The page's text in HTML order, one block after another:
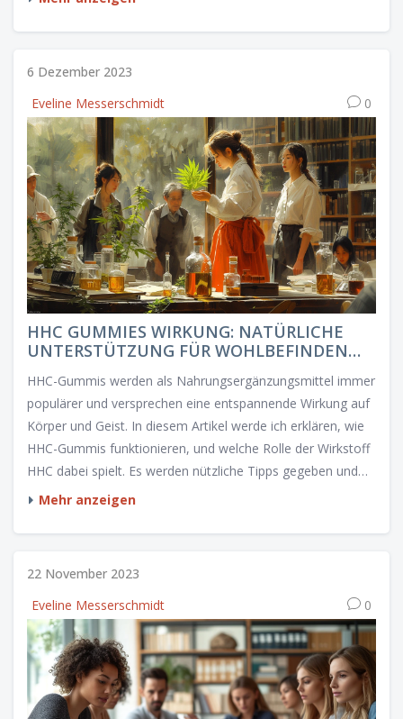
meinem Alltag mehr Gelassenheit verleiht.
6 Dezember 2023
Eveline Messerschmidt
0
HHC GUMMIES WIRKUNG: NATÜRLICHE
UNTERSTÜTZUNG FÜR WOHLBEFINDEN
HHC-Gummis werden als Nahrungsergänzungsmittel immer
populärer und versprechen eine entspannende Wirkung auf
Körper und Geist. In diesem Artikel werde ich erklären, wie
HHC-Gummis funktionieren, und welche Rolle der Wirkstoff
HHC dabei spielt. Es werden nützliche Tipps gegeben und
interessante Fakten beleuchtet, wie man diese
euch mehr über diese spannende Möglichkeit der
Mehr anzeigen
22 November 2023
Eveline Messerschmidt
0